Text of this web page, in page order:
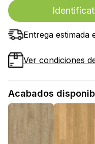
Entrega estimada
Ver condiciones
Acabados